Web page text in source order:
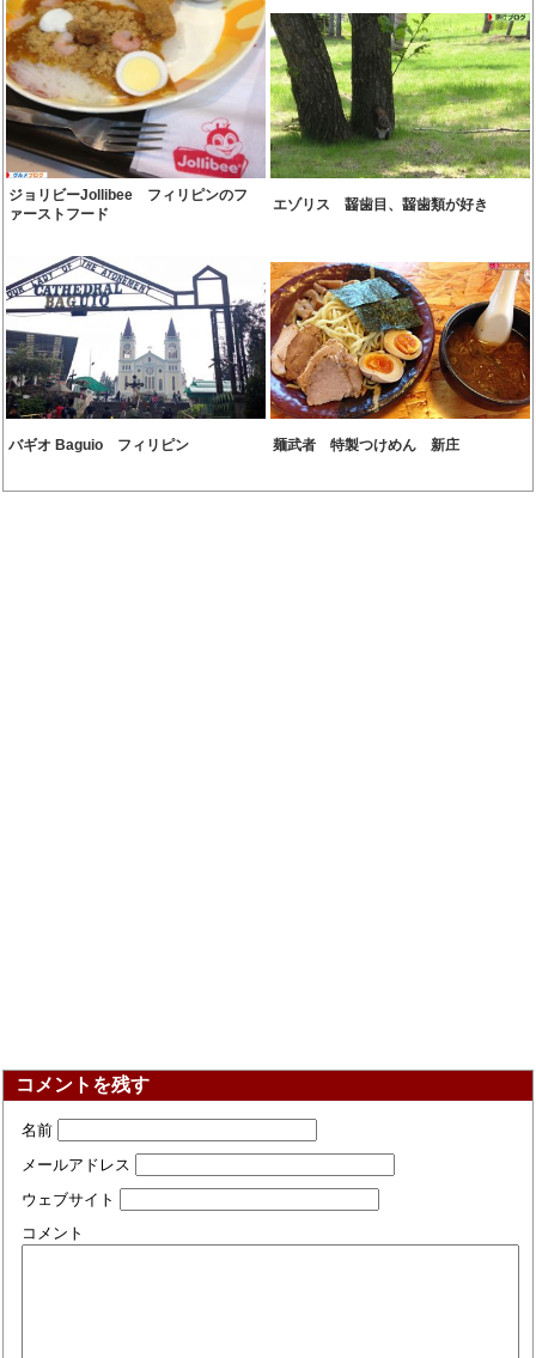
ジョリビーJollibee フィリピンのフ
ァーストフード
エゾリス 齧歯目、齧歯類が好き
バギオ Baguio フィリピン 麺武者 特製つけめん 新庄
コメントを残す
名前
メールアドレス
ウェブサイト
コメント